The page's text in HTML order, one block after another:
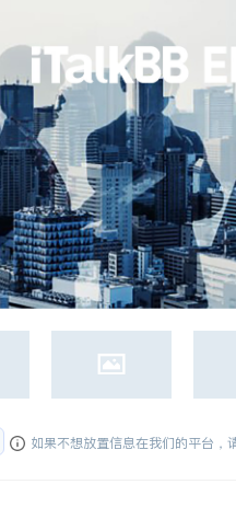
如果不想放置信息在我们的平台，